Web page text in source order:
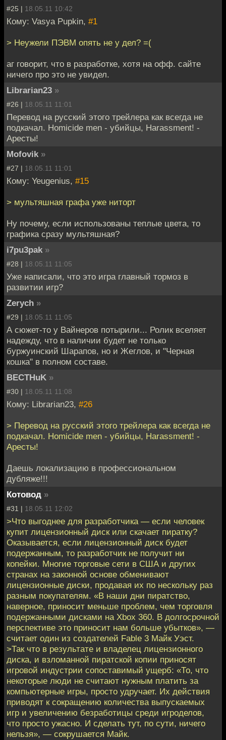
#25 | 18.05.11 10:42
Кому: Vasya Pupkin, #1
> Неужели ПЭВМ опять не у дел? =(
аг говорит, что в разработке, хотя на офф. сайте
ничего про это не увидел.
Librarian23 »
#26 | 18.05.11 11:01
Перевод на русский этого трейлера как всегда не
подкачал. Homicide men - убийцы, Harassment! -
Аресты!
Mofovik »
#27 | 18.05.11 11:01
Кому: Yeugenius, #15
> мультяшная графа уже ниторт
Ну почему, если использованы теплые цвета, то
графика сразу мультяшная?
i7pu3pak »
#28 | 18.05.11 11:05
Уже написали, что это игра главный тормоз в
развитии игр?
Zerych »
#29 | 18.05.11 11:05
А сюжет-то у Вайнеров потырили... Ролик вселяет
надежду, что в наличии будет не только
буржуинский Шарапов, но и Жеглов, и "Черная
кошка" в полном составе.
BECTHuK »
#30 | 18.05.11 11:08
Кому: Librarian23, #26
> Перевод на русский этого трейлера как всегда не
подкачал. Homicide men - убийцы, Harassment! -
Аресты!
Даешь локализацию в профессиональном
дубляже!!!
Котовод »
#31 | 18.05.11 12:02
>Что выгоднее для разработчика — если человек
купит лицензионный диск или скачает пиратку?
Оказывается, если лицензионный диск будет
подержанным, то разработчик не получит ни
копейки. Многие торговые сети в США и других
странах на законной основе обменивают
лицензионные диски, продавая их по нескольку раз
разным покупателям. «В наши дни пиратство,
наверное, приносит меньше проблем, чем торговля
подержанными дисками на Xbox 360. В долгосрочной
перспективе это приносит нам больше убытков», —
считает один из создателей Fable 3 Майк Уэст.
>Так что в результате и владелец лицензионного
диска, и взломанной пиратской копии приносят
игровой индустрии сопоставимый ущерб: «То, что
некоторые люди не считают нужным платить за
компьютерные игры, просто удручает. Их действия
приводят к сокращению количества выпускаемых
игр и увеличению безработицы среди игроделов,
что просто ужасно. И сделать тут, по сути, ничего
нельзя», — сокрушается Майк.